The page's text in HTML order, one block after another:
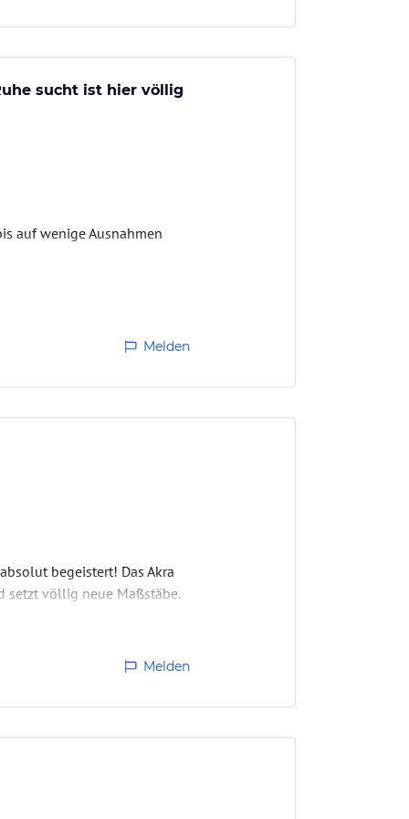
sucht ist hier völlig
auf wenige Ausnahmen
Melden
begeistert! Das Akra
setzt völlig neue Maßstäbe.
Ort gegen einen Aufpreis
Highlight…
Melden